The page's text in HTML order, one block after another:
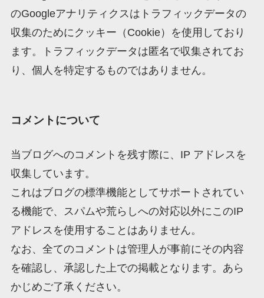
のGoogleアナリティクスはトラフィックデータの
収集のためにクッキー（Cookie）を使用しており
ます。トラフィックデータは匿名で収集されてお
り、個人を特定するものではありません。
コメントについて
当ブログへのコメントを残す際に、IP アドレスを
収集しています。
これはブログの標準機能としてサポートされてい
る機能で、スパムや荒らしへの対応以外にこのIP
アドレスを使用することはありません。
なお、全てのコメントは管理人が事前にその内容
を確認し、承認した上での掲載となります。あら
かじめご了承ください。